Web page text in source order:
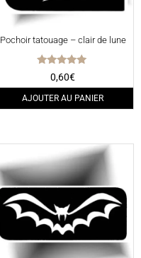
Pochoir tatouage – clair de lune
Note
5.00
0,60€
AJOUTER AU PANIER